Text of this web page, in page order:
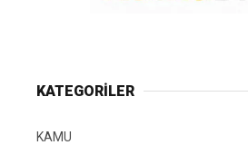
KATEGORİLER
KAMU